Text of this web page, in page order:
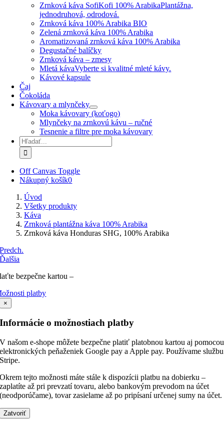
Zrnková káva SofiKofi 100% ArabikaPlantážna,
jednodruhová, odrodová.
Zrnková káva 100% Arabika BIO
Zelená zrnková káva 100% Arabika
Aromatizovaná zrnková káva 100% Arabika
Degustačné balíčky
Zrnková káva – zmesy
Mletá kávaVyberte si kvalitné mleté kávy.
Kávové kapsule
Čaj
Čokoláda
Kávovary a mlynčeky
Moka kávovary (koťogo)
Mlynčeky na zrnkovú kávu – ručné
Tesnenie a filtre pre moka kávovary
Hľadať:
Off Canvas Toggle
Nákupný košík0
Úvod
Všetky produkty
Káva
Zrnková plantážna káva 100% Arabika
Zrnková káva Honduras SHG, 100% Arabika
Predch.
Ďalšia
bezpečne kartou –
platby
×
Informácie o možnostiach platby
V našom e-shope môžete bezpečne platiť platobnou kartou aj pomocou
elektronických peňaženiek Google pay a Apple pay. Používame službu
Stripe.
Okrem tejto možnosti máte stále k dispozícii platbu na dobierku –
zaplatíte až pri prevzatí tovaru, alebo bankovým prevodom na účet
(neodporúčame), tovar zasielame až po pripísaní určenej sumy na účet.
Zatvoriť